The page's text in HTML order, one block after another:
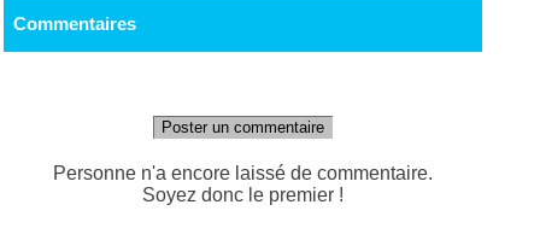
Commentaires
Poster un commentaire
Personne n'a encore laissé de commentaire.
Soyez donc le premier !